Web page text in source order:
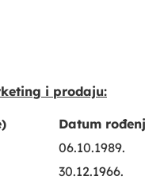
i prodaju:
Datum
06.10.1989.
30.12.1966.